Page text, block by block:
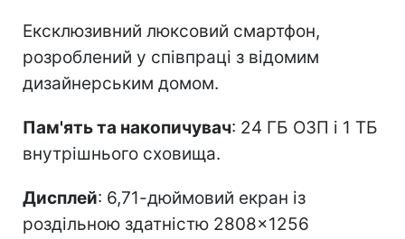
Ексклюзивний люксовий смартфон,
розроблений у співпраці з відомим
дизайнерським домом.
Пам'ять та накопичувач: 24 ГБ ОЗП і 1 ТБ
внутрішнього сховища.
Дисплей: 6,71-дюймовий екран із
роздільною здатністю 2808×1256